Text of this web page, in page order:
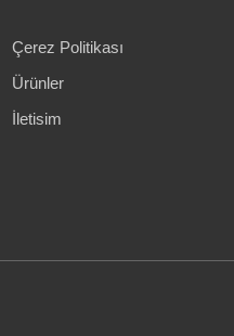
Çerez Politikası
Ürünler
İletisim